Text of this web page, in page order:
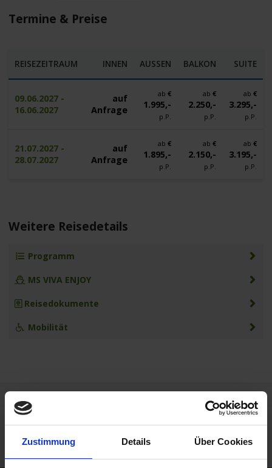
Zustimmung Details Über Cookies
Termine & Preise
REISEZEITRAUM INNEN AUSSEN BALKON SUITE
09.06.2027 -
16.06.2027
auf
Anfrage
ab€
1.995,-
p.P.
ab€
2.250,-
p.P.
ab€
3.295,-
p.P.
21.07.2027 -
28.07.2027
auf
Anfrage
ab€
1.895,-
p.P.
ab€
2.150,-
p.P.
ab€
3.195,-
p.P.
Weitere Reisedetails
Programm
MS VIVA ENJOY
Reisedokumente
Mobilität